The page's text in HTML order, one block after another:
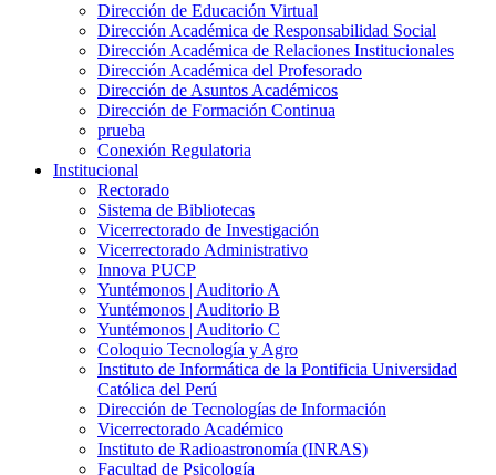
Dirección de Educación Virtual
Dirección Académica de Responsabilidad Social
Dirección Académica de Relaciones Institucionales
Dirección Académica del Profesorado
Dirección de Asuntos Académicos
Dirección de Formación Continua
prueba
Conexión Regulatoria
Institucional
Rectorado
Sistema de Bibliotecas
Vicerrectorado de Investigación
Vicerrectorado Administrativo
Innova PUCP
Yuntémonos | Auditorio A
Yuntémonos | Auditorio B
Yuntémonos | Auditorio C
Coloquio Tecnología y Agro
Instituto de Informática de la Pontificia Universidad
Católica del Perú
Dirección de Tecnologías de Información
Vicerrectorado Académico
Instituto de Radioastronomía (INRAS)
Facultad de Psicología